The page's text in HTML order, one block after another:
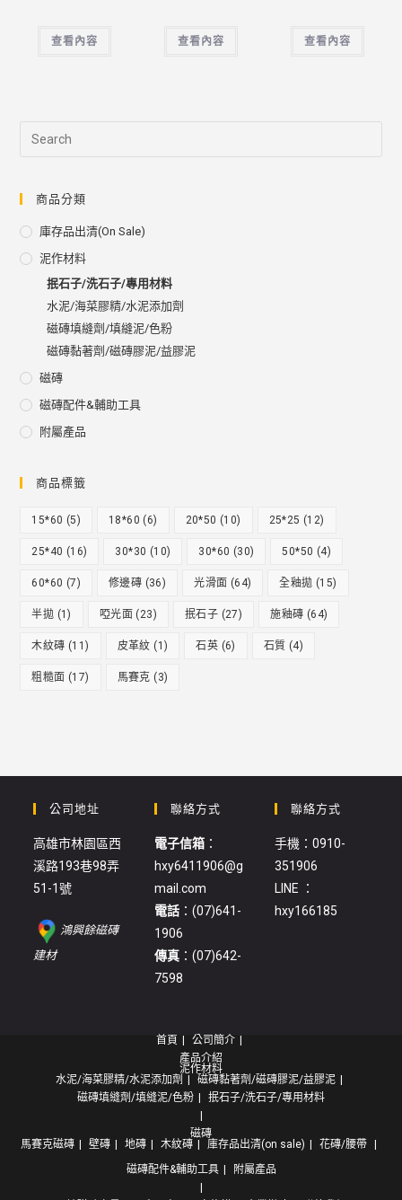
查看內容 查看內容 查看內容
商品分類
庫存品出清(on Sale)
泥作材料
抿石子/洗石子/專用材料
水泥/海菜膠精/水泥添加劑
磁磚填縫劑/填縫泥/色粉
磁磚黏著劑/磁磚膠泥/益膠泥
磁磚
磁磚配件&輔助工具
附屬產品
商品標籤
15*60 (5) 18*60 (6) 20*50 (10) 25*25 (12)
25*40 (16) 30*30 (10) 30*60 (30) 50*50 (4)
60*60 (7) 修邊磚 (36) 光滑面 (64) 全釉拋 (15)
半拋 (1) 啞光面 (23) 抿石子 (27) 施釉磚 (64)
木紋磚 (11) 皮革紋 (1) 石英 (6) 石質 (4)
粗糙面 (17) 馬賽克 (3)
公司地址
高雄市林園區西
溪路193巷98弄
51-1號
鴻興餘磁磚
建材:
聯絡方式
電子信箱：
hxy6411906@g
mail.com
電話：(07)641-
1906
傳真：(07)642-
7598
聯絡方式
手機：0910-
351906
LINE ：
hxy166185
首頁
公司簡介
產品介紹
泥作材料
水泥/海菜膠精/水泥添加劑
磁磚黏著劑/磁磚膠泥/益膠泥
磁磚填縫劑/填縫泥/色粉
抿石子/洗石子/專用材料
磁磚
馬賽克磁磚
壁磚 地磚 木紋磚 庫存品出清(on sale)
花磚/腰帶
磁磚配件&輔助工具
附屬產品